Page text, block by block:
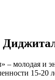
молодая и
15-20